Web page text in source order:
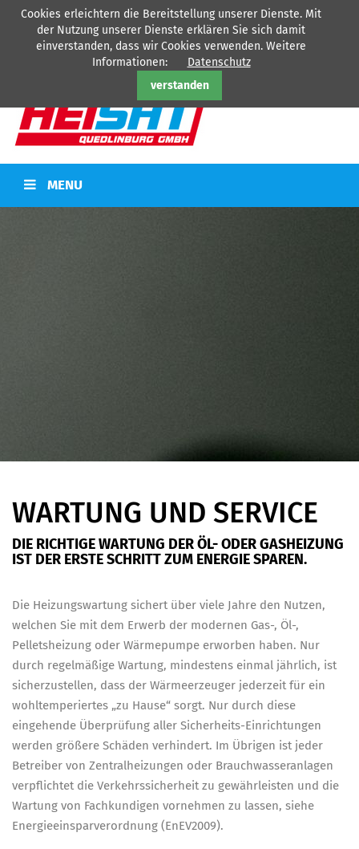
Cookies erleichtern die Bereitstellung unserer Dienste. Mit
der Nutzung unserer Dienste erklären Sie sich damit
einverstanden, dass wir Cookies verwenden. Weitere
Informationen:
Datenschutz
verstanden
HEISAT Quedlinburg GmbH - Ihr Partner fürHeizung-Sanitär
Kälte-
Tel: 03946/77360
MENU
WARTUNG UND SERVICE
DIE RICHTIGE WARTUNG DER ÖL- ODER GASHEIZUNG
IST DER ERSTE SCHRITT ZUM ENERGIE SPAREN.
Die Heizungswartung sichert über viele Jahre den Nutzen,
welchen Sie mit dem Erwerb der modernen Gas-, Öl-,
Pelletsheizung oder Wärmepumpe erworben haben. Nur
durch regelmäßige Wartung, mindestens einmal jährlich, ist
sicherzustellen, dass der Wärmeerzeuger jederzeit für ein
wohltemperiertes „zu Hause“ sorgt. Nur durch diese
eingehende Überprüfung aller Sicherheits-Einrichtungen
werden größere Schäden verhindert. Im Übrigen ist jeder
Betreiber von Zentralheizungen oder Brauchwasseranlagen
verpflichtet die Verkehrssicherheit zu gewährleisten und die
Wartung von Fachkundigen vornehmen zu lassen, siehe
Energieeinsparverordnung (EnEV2009).